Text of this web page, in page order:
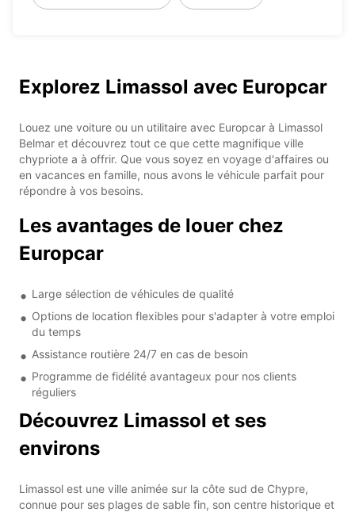
Explorez Limassol avec Europcar
Louez une voiture ou un utilitaire avec Europcar à Limassol
Belmar et découvrez tout ce que cette magnifique ville
chypriote a à offrir. Que vous soyez en voyage d'affaires ou
en vacances en famille, nous avons le véhicule parfait pour
répondre à vos besoins.
Les avantages de louer chez
Europcar
Large sélection de véhicules de qualité
Options de location flexibles pour s'adapter à votre emploi
du temps
Assistance routière 24/7 en cas de besoin
Programme de fidélité avantageux pour nos clients
réguliers
Découvrez Limassol et ses
environs
Limassol est une ville animée sur la côte sud de Chypre,
connue pour ses plages de sable fin, son centre historique et